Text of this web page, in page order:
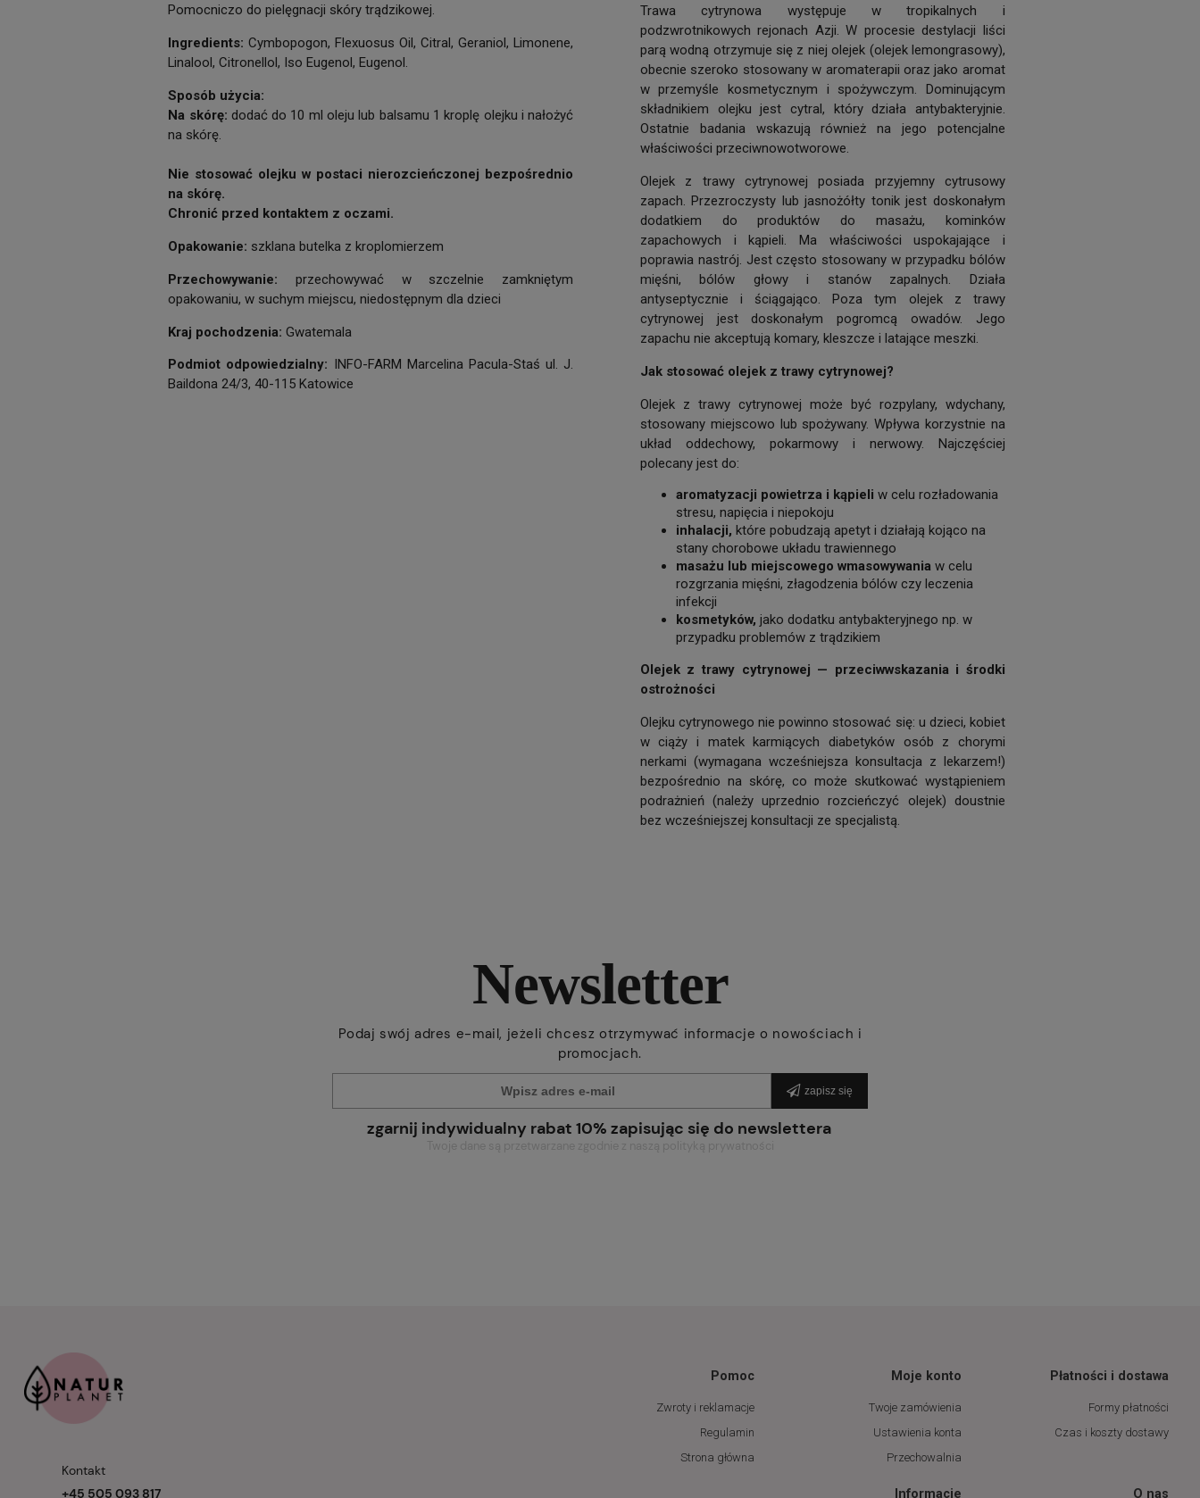
Pomocniczo do pielęgnacji skóry trądzikowej.
Ingredients: Cymbopogon, Flexuosus Oil, Citral, Geraniol, Limonene,
Linalool, Citronellol, Iso Eugenol, Eugenol.
Sposób użycia:
Na skórę: dodać do 10 ml oleju lub balsamu 1 kroplę olejku i nałożyć
na skórę.
Nie stosować olejku w postaci nierozcieńczonej bezpośrednio
na skórę.
Chronić przed kontaktem z oczami.
Opakowanie: szklana butelka z kroplomierzem
Przechowywanie: przechowywać w szczelnie zamkniętym
opakowaniu, w suchym miejscu, niedostępnym dla dzieci
Kraj pochodzenia: Gwatemala
Podmiot odpowiedzialny:
INFO-FARM Marcelina Pacula-Staś ul. J.
Baildona 24/3, 40-115 Katowice
Trawa cytrynowa występuje w tropikalnych i
podzwrotnikowych rejonach Azji. W procesie destylacji liści
parą wodną otrzymuje się z niej olejek (olejek lemongrasowy),
obecnie szeroko stosowany w aromaterapii oraz jako aromat
w przemyśle kosmetycznym i spożywczym. Dominującym
składnikiem olejku jest cytral, który działa antybakteryjnie.
Ostatnie badania wskazują również na jego potencjalne
właściwości przeciwnowotworowe.
Olejek z trawy cytrynowej posiada przyjemny cytrusowy
zapach. Przezroczysty lub jasnożółty tonik jest doskonałym
dodatkiem do produktów do masażu, kominków
zapachowych i kąpieli. Ma właściwości uspokajające i
poprawia nastrój. Jest często stosowany w przypadku bólów
mięśni, bólów głowy i stanów zapalnych. Działa
antyseptycznie i ściągająco. Poza tym olejek z trawy
cytrynowej jest doskonałym pogromcą owadów. Jego
zapachu nie akceptują komary, kleszcze i latające meszki.
Jak stosować olejek z trawy cytrynowej?
Olejek z trawy cytrynowej może być rozpylany, wdychany,
stosowany miejscowo lub spożywany. Wpływa korzystnie na
układ oddechowy, pokarmowy i nerwowy. Najczęściej
polecany jest do:
aromatyzacji powietrza i kąpieli w celu rozładowania
stresu, napięcia i niepokoju
inhalacji, które pobudzają apetyt i działają kojąco na
stany chorobowe układu trawiennego
masażu lub miejscowego wmasowywaniaw celu
rozgrzania mięśni, złagodzenia bólów czy leczenia
infekcji
kosmetyków, jako dodatku antybakteryjnego np. w
przypadku problemów z trądzikiem
Olejek z trawy cytrynowej — przeciwwskazania i środki
ostrożności
Olejku cytrynowego nie powinno stosować się: u dzieci, kobiet
w ciąży i matek karmiących diabetyków osób z chorymi
nerkami (wymagana wcześniejsza konsultacja z lekarzem!)
bezpośrednio na skórę, co może skutkować wystąpieniem
podrażnień (należy uprzednio rozcieńczyć olejek) doustnie
bez wcześniejszej konsultacji ze specjalistą.
Newsletter
Podaj swój adres e-mail, jeżeli chcesz otrzymywać informacje o nowościach i
promocjach.
zapisz się
zgarnij indywidualny rabat 10% zapisując się do newslettera
Kontakt
+45 505 093 817
Pomoc
Zwroty i reklamacje
Regulamin
Strona główna
Moje konto
Twoje zamówienia
Ustawienia konta
Przechowalnia
Płatności i dostawa
Formy płatności
Czas i koszty dostawy
Informacje O nas